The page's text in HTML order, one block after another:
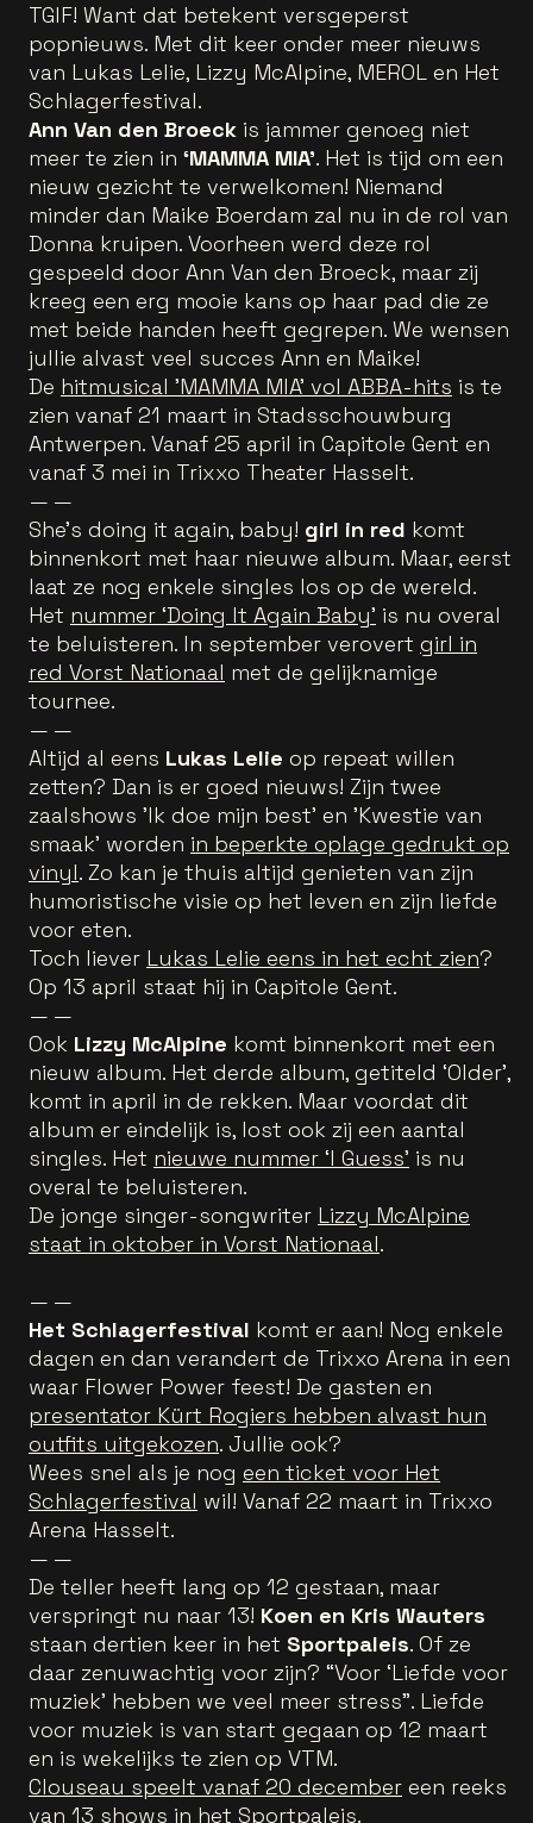
TGIF! Want dat betekent versgeperst
popnieuws. Met dit keer onder meer nieuws
van Lukas Lelie, Lizzy McAlpine, MEROL en Het
Schlagerfestival.
Ann Van den Broeck is jammer genoeg niet
meer te zien in ‘MAMMA MIA’. Het is tijd om een
nieuw gezicht te verwelkomen! Niemand
minder dan Maike Boerdam zal nu in de rol van
Donna kruipen. Voorheen werd deze rol
gespeeld door Ann Van den Broeck, maar zij
kreeg een erg mooie kans op haar pad die ze
met beide handen heeft gegrepen. We wensen
jullie alvast veel succes Ann en Maike!
De hitmusical 'MAMMA MIA' vol ABBA-hits is te
zien vanaf 21 maart in Stadsschouwburg
Antwerpen. Vanaf 25 april in Capitole Gent en
vanaf 3 mei in Trixxo Theater Hasselt.
— —
She’s doing it again, baby! girl in red komt
binnenkort met haar nieuwe album. Maar, eerst
laat ze nog enkele singles los op de wereld.
Het nummer ‘Doing It Again Baby’ is nu overal
te beluisteren. In september verovert girl in
red Vorst Nationaal met de gelijknamige
tournee.
— —
Altijd al eens Lukas Lelie op repeat willen
zetten? Dan is er goed nieuws! Zijn twee
zaalshows 'Ik doe mijn best' en 'Kwestie van
smaak' worden in beperkte oplage gedrukt op
vinyl. Zo kan je thuis altijd genieten van zijn
humoristische visie op het leven en zijn liefde
voor eten.
Toch liever Lukas Lelie eens in het echt zien?
Op 13 april staat hij in Capitole Gent.
— —
Ook Lizzy McAlpine komt binnenkort met een
nieuw album. Het derde album, getiteld ‘Older',
komt in april in de rekken. Maar voordat dit
album er eindelijk is, lost ook zij een aantal
singles. Het nieuwe nummer ‘I Guess’ is nu
overal te beluisteren.
De jonge singer-songwriter Lizzy McAlpine
staat in oktober in Vorst Nationaal.
— —
Het Schlagerfestival komt er aan! Nog enkele
dagen en dan verandert de Trixxo Arena in een
waar Flower Power feest! De gasten en
presentator Kürt Rogiers hebben alvast hun
outfits uitgekozen. Jullie ook?
Wees snel als je nog een ticket voor Het
Schlagerfestival wil! Vanaf 22 maart in Trixxo
Arena Hasselt.
— —
De teller heeft lang op 12 gestaan, maar
verspringt nu naar 13! Koen en Kris Wauters
staan dertien keer in het Sportpaleis. Of ze
daar zenuwachtig voor zijn? “Voor ‘Liefde voor
muziek’ hebben we veel meer stress”. Liefde
voor muziek is van start gegaan op 12 maart
en is wekelijks te zien op VTM.
Clouseau speelt vanaf 20 december een reeks
van 13 shows in het Sportpaleis.